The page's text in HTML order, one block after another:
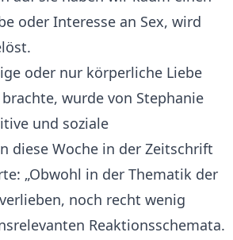
oder Interesse an Sex, wird
oder nur körperliche Liebe
wurde von Stephanie
und soziale
diese Woche in der Zeitschrift
„Obwohl in der Thematik der
noch recht wenig
Reaktionsschemata.